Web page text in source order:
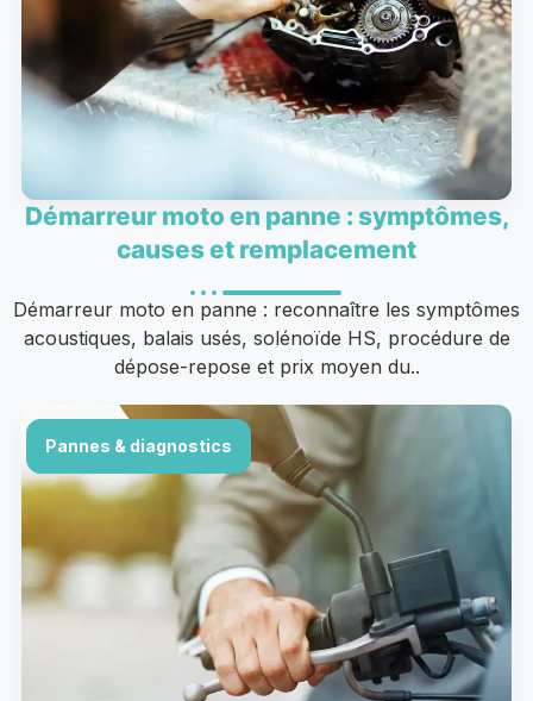
Démarreur moto en panne : symptômes,
causes et remplacement
Démarreur moto en panne : reconnaître les symptômes
acoustiques, balais usés, solénoïde HS, procédure de
dépose-repose et prix moyen du..
Pannes & diagnostics